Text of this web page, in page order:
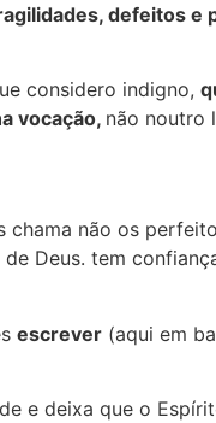
defeitos e
considero indigno,
vocação, não noutro
não os
Deus. tem
escrever (aqui em
e deixa que o